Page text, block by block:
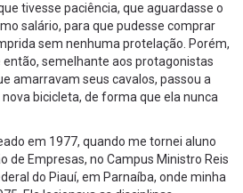
tivesse paciência, que aguardasse o
salário, para que pudesse comprar
sem nenhuma protelação. Porém,
então, semelhante aos protagonistas
amarravam seus cavalos, passou a
bicicleta, de forma que ela nunca
em 1977, quando me tornei aluno
de Empresas, no Campus Ministro Reis
do Piauí, em Parnaíba, onde minha